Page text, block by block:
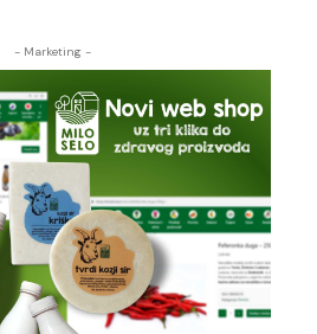
- Marketing -